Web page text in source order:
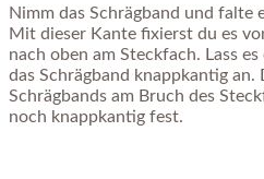
Nimm das Schrägband und falte
Mit dieser Kante fixierst du es
nach oben am Steckfach. Lass
das Schrägband knappkantig an.
Schrägbands am Bruch des
noch knappkantig fest.